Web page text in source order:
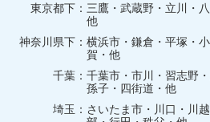
東京都下
三鷹・武蔵野・立川・
他
神奈川県下
横浜市・鎌倉・平塚・
賀・他
千葉
千葉市・市川・習志野
孫子・四街道・他
埼玉
さいたま市・川口・川